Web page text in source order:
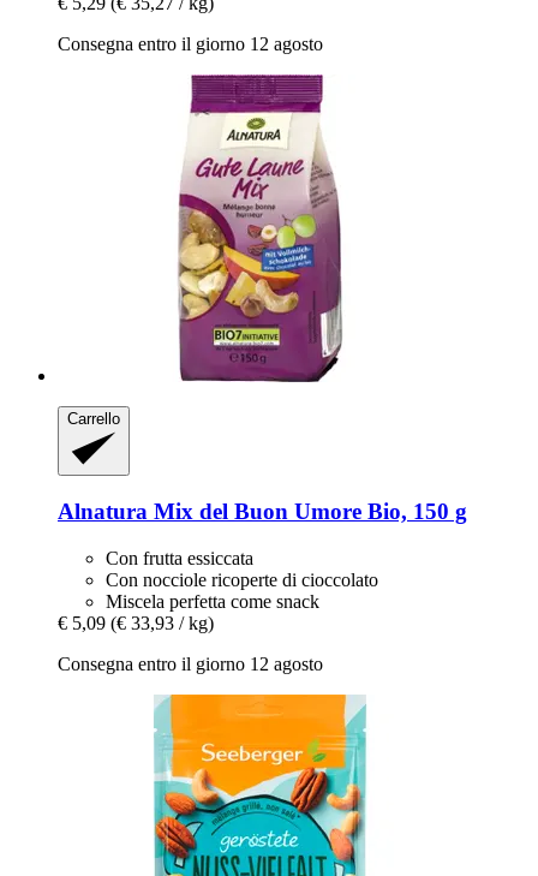
Consegna entro il giorno 12 agosto
Carrello
Alnatura Mix del Buon Umore Bio, 150 g
Con frutta essiccata
Con nocciole ricoperte di cioccolato
Miscela perfetta come snack
€ 5,09 (€ 33,93 / kg)
Consegna entro il giorno 12 agosto